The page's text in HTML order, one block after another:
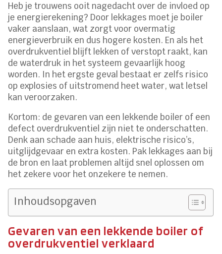
Heb je trouwens ooit nagedacht over de invloed op
je energierekening? Door lekkages moet je boiler
vaker aanslaan, wat zorgt voor overmatig
energieverbruik en dus hogere kosten. En als het
overdrukventiel blijft lekken of verstopt raakt, kan
de waterdruk in het systeem gevaarlijk hoog
worden. In het ergste geval bestaat er zelfs risico
op explosies of uitstromend heet water, wat letsel
kan veroorzaken.
Kortom: de gevaren van een lekkende boiler of een
defect overdrukventiel zijn niet te onderschatten.
Denk aan schade aan huis, elektrische risico’s,
uitglijdgevaar en extra kosten. Pak lekkages aan bij
de bron en laat problemen altijd snel oplossen om
het zekere voor het onzekere te nemen.
Inhoudsopgaven
Gevaren van een lekkende boiler of
overdrukventiel verklaard